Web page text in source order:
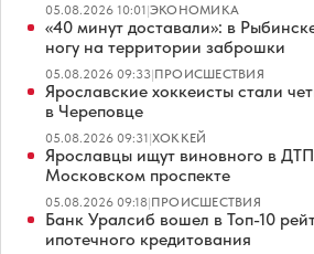
05.08.2026 10:01|ЭКОНОМИКА
«40 минут доставали»: в
ногу на территории заброшки
05.08.2026 09:33|ПРОИСШЕСТВИЯ
Ярославские хоккеисты стали
в Череповце
05.08.2026 09:31|ХОККЕЙ
Ярославцы ищут виновного в
Московском проспекте
05.08.2026 09:18|ПРОИСШЕСТВИЯ
Банк Уралсиб вошел в Топ-10
ипотечного кредитования